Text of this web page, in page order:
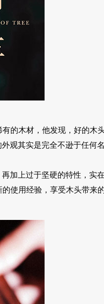
的木材，他发现，好的木
观其实是完全不逊于任何
加上过于坚硬的特性，实
使用经验，享受木头带来